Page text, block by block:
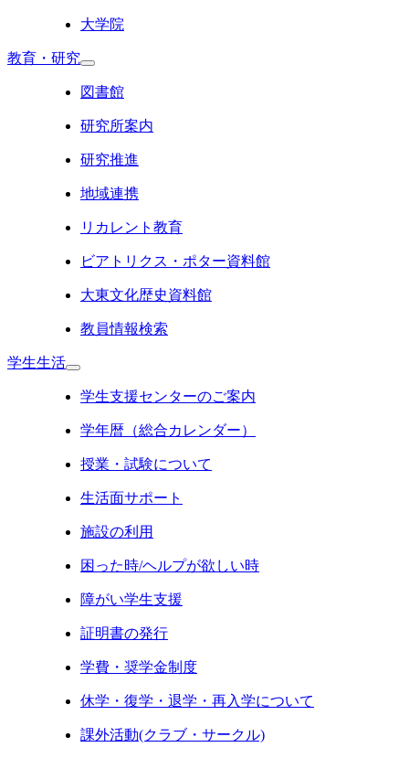
大学院
教育・研究
図書館
研究所案内
研究推進
地域連携
リカレント教育
ビアトリクス・ポター資料館
大東文化歴史資料館
教員情報検索
学生生活
学生支援センターのご案内
学年暦（総合カレンダー）
授業・試験について
生活面サポート
施設の利用
困った時/ヘルプが欲しい時
障がい学生支援
証明書の発行
学費・奨学金制度
休学・復学・退学・再入学について
課外活動(クラブ・サークル)